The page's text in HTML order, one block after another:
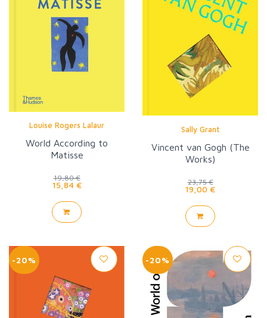
Louise Rogers Lalaur
World According to
Matisse
19,80 €
15,84 €
Sally Grant
Vincent van Gogh (The
Works)
23,75 €
19,00 €
-20% -20%